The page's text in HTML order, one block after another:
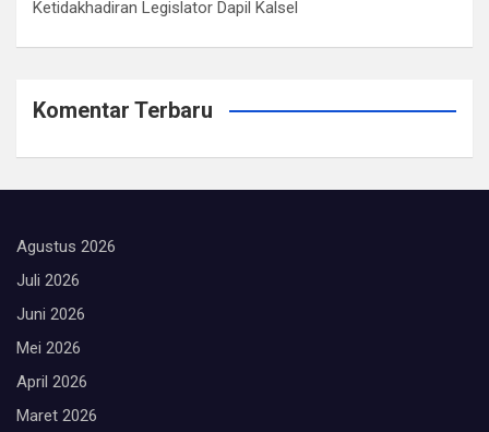
Ketidakhadiran Legislator Dapil Kalsel
Komentar Terbaru
Agustus 2026
Juli 2026
Juni 2026
Mei 2026
April 2026
Maret 2026